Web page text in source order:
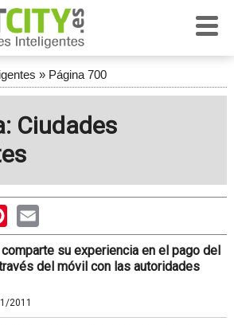
» Página 700
Ciudades
PinterestEmail
su experiencia en el pago del
del móvil con las autoridades
2011